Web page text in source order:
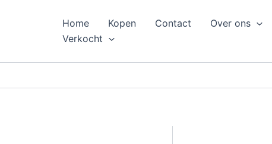
Home Kopen Contact Over ons
Verkocht